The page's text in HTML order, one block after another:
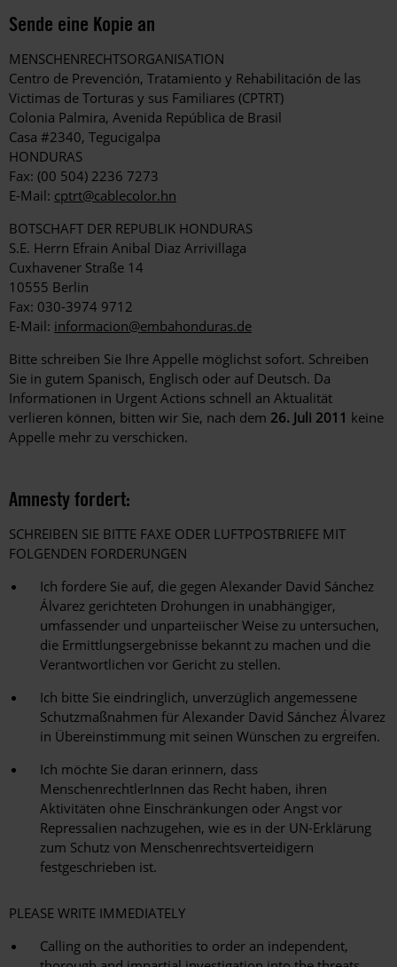
Sende eine Kopie an
MENSCHENRECHTSORGANISATION
Centro de Prevención, Tratamiento y Rehabilitación de las
Victimas de Torturas y sus Familiares (CPTRT)
Colonia Palmira, Avenida República de Brasil
Casa #2340, Tegucigalpa
HONDURAS
Fax: (00 504) 2236 7273
E-Mail: cptrt@cablecolor.hn
BOTSCHAFT DER REPUBLIK HONDURAS
S.E. Herrn Efrain Anibal Diaz Arrivillaga
Cuxhavener Straße 14
10555 Berlin
Fax: 030-3974 9712
E-Mail: informacion@embahonduras.de
Bitte schreiben Sie Ihre Appelle möglichst sofort. Schreiben
Sie in gutem Spanisch, Englisch oder auf Deutsch. Da
Informationen in Urgent Actions schnell an Aktualität
verlieren können, bitten wir Sie, nach dem 26. Juli 2011 keine
Appelle mehr zu verschicken.
Amnesty fordert:
SCHREIBEN SIE BITTE FAXE ODER LUFTPOSTBRIEFE MIT
FOLGENDEN FORDERUNGEN
Ich fordere Sie auf, die gegen Alexander David Sánchez
Álvarez gerichteten Drohungen in unabhängiger,
umfassender und unparteiischer Weise zu untersuchen,
die Ermittlungsergebnisse bekannt zu machen und die
Verantwortlichen vor Gericht zu stellen.
Ich bitte Sie eindringlich, unverzüglich angemessene
Schutzmaßnahmen für Alexander David Sánchez Álvarez
in Übereinstimmung mit seinen Wünschen zu ergreifen.
Ich möchte Sie daran erinnern, dass
MenschenrechtlerInnen das Recht haben, ihren
Aktivitäten ohne Einschränkungen oder Angst vor
Repressalien nachzugehen, wie es in der UN-Erklärung
zum Schutz von Menschenrechtsverteidigern
festgeschrieben ist.
PLEASE WRITE IMMEDIATELY
Calling on the authorities to order an independent,